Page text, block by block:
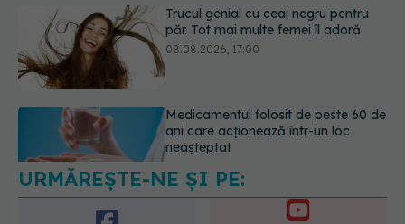
Medicamentul folosit de peste 60 de
ani care acționează într-un loc
Transpirații nocturne: semnul ignorat
care poate ascunde probleme
08.08.2026, 20:00
URMĂREȘTE-NE ȘI PE:
URMĂRITORI
ABONAȚI